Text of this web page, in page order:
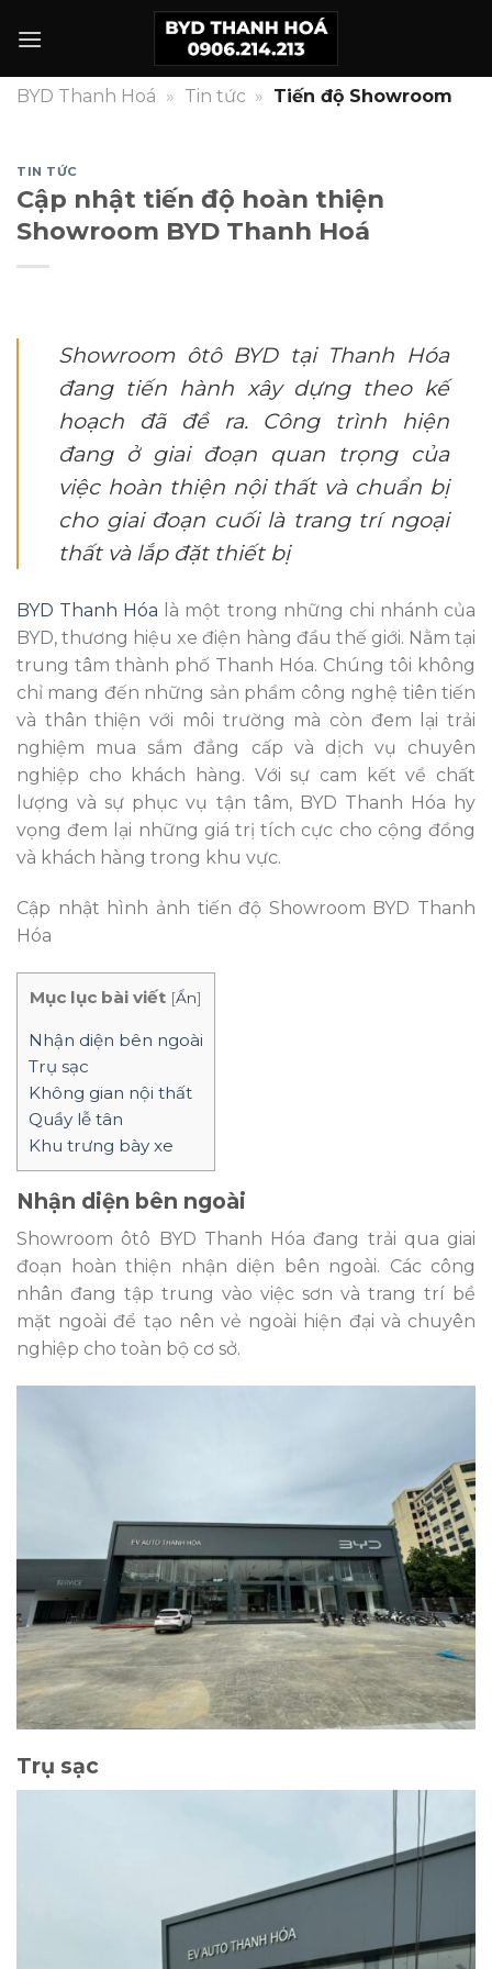
BYD Thanh Hoá » Tin tức » Tiến độ Showroom
TIN TỨC
Cập nhật tiến độ hoàn thiện
Showroom BYD Thanh Hoá
Showroom ôtô BYD tại Thanh Hóa
đang tiến hành xây dựng theo kế
hoạch đã đề ra. Công trình hiện
đang ở giai đoạn quan trọng của
việc hoàn thiện nội thất và chuẩn bị
cho giai đoạn cuối là trang trí ngoại
thất và lắp đặt thiết bị
BYD Thanh Hóa là một trong những chi nhánh của
BYD, thương hiệu xe điện hàng đầu thế giới. Nằm tại
trung tâm thành phố Thanh Hóa. Chúng tôi không
chỉ mang đến những sản phẩm công nghệ tiên tiến
và thân thiện với môi trường mà còn đem lại trải
nghiệm mua sắm đẳng cấp và dịch vụ chuyên
nghiệp cho khách hàng. Với sự cam kết về chất
lượng và sự phục vụ tận tâm, BYD Thanh Hóa hy
vọng đem lại những giá trị tích cực cho cộng đồng
và khách hàng trong khu vực.
Cập nhật hình ảnh tiến độ Showroom BYD Thanh
Hóa
Mục lục bài viết [Ẩn]
Nhận diện bên ngoài
Trụ sạc
Không gian nội thất
Quầy lễ tân
Khu trưng bày xe
Nhận diện bên ngoài
Showroom ôtô BYD Thanh Hóa đang trải qua giai
đoạn hoàn thiện nhận diện bên ngoài. Các công
nhân đang tập trung vào việc sơn và trang trí bề
mặt ngoài để tạo nên vẻ ngoài hiện đại và chuyên
nghiệp cho toàn bộ cơ sở.
Trụ sạc